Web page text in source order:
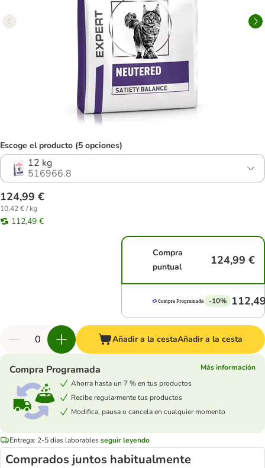
Escoge el producto (5 opciones)
12 kg
516966.8
124,99 €
10,42 € / kg
112,49 €
Compra
puntual
124,99 €
-10%
Añadir a la cestaAñadir a la cesta
Compra Programada
Más información
Ahorra hasta un 7 % en tus productos
Recibe regularmente tus productos
Modifica, pausa o cancela en cualquier momento
Entrega: 2-5 días laborablesseguir leyendo
Comprados juntos habitualmente